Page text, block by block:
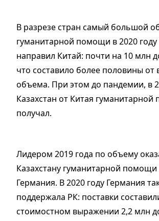
В разрезе стран самый большой
гуманитарной помощи в 2020 году
направил Китай: почти на 10 млн
что составило более половины от
объема. При этом до пандемии, в
Казахстан от Китая
получал.
Лидером 2019 года по объему
Казахстану гуманитарной
Германия. В 2020 году Германия
поддержала РК: поставки
стоимостном выражении 2,2 млн